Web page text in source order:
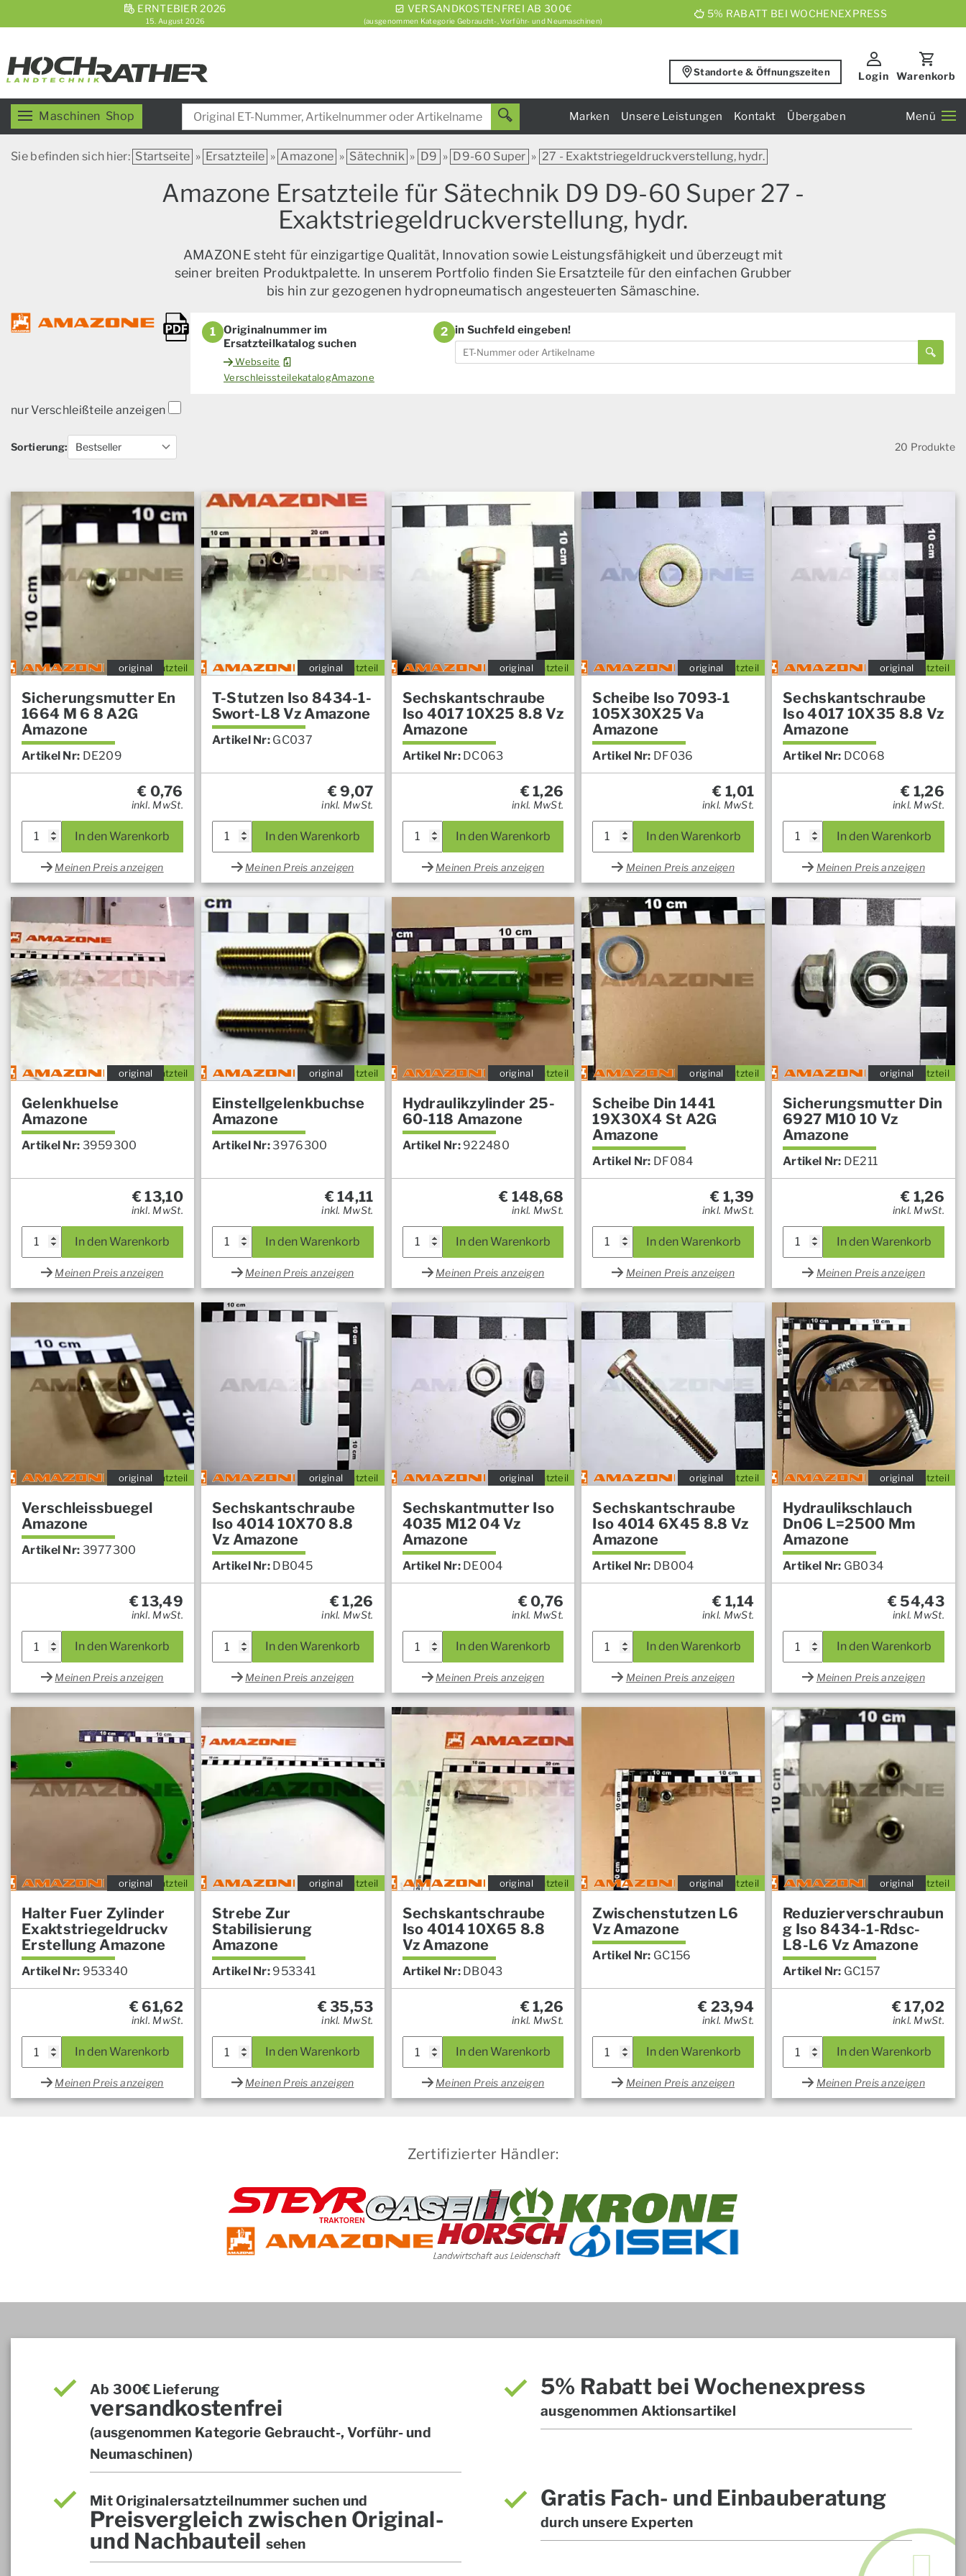
ERNTEBIER 2026
15. August 2026
VERSANDKOSTENFREI AB 300€
(ausgenommen Kategorie Gebraucht-, Vorführ- und Neumaschinen)
5% RABATT BEI WOCHENEXPRESS
Standorte & Öffnungszeiten Login Warenkorb
Maschinen Shop Marken Unsere Leistungen Kontakt Übergaben Menü
Sie befinden sich hier: Startseite » Ersatzteile » Amazone » Sätechnik » D9 » D9-60 Super » 27 - Exaktstriegeldruckverstellung, hydr.
Amazone Ersatzteile für Sätechnik D9 D9-60 Super 27 -
Exaktstriegeldruckverstellung, hydr.
AMAZONE steht für einzigartige Qualität, Innovation sowie Leistungsfähigkeit und überzeugt mit
seiner breiten Produktpalette. In unserem Portfolio finden Sie Ersatzteile für den einfachen Grubber
bis hin zur gezogenen hydropneumatisch angesteuerten Sämaschine.
1
Originalnummer im
Ersatzteilkatalog suchen
Webseite
VerschleissteilekatalogAmazone
2 in Suchfeld eingeben!
nur Verschleißteile anzeigen
Sortierung: 20 Produkte
Ersatzteil
original
Sicherungsmutter En
1664 M 6 8 A2G
Amazone
Artikel Nr: DE209
€ 0,76
inkl. MwSt.
In den Warenkorb
Meinen Preis anzeigen
Ersatzteil
original
T-Stutzen Iso 8434-1-
Swort-L8 Vz Amazone
Artikel Nr: GC037
€9,07
inkl. MwSt.
In den Warenkorb
Meinen Preis anzeigen
Ersatzteil
original
Sechskantschraube
Iso 4017 10X25 8.8 Vz
Amazone
Artikel Nr: DC063
€1,26
inkl. MwSt.
In den Warenkorb
Meinen Preis anzeigen
Ersatzteil
original
Scheibe Iso 7093-1
105X30X25 Va
Amazone
Artikel Nr: DF036
€ 1,01
inkl. MwSt.
In den Warenkorb
Meinen Preis anzeigen
Ersatzteil
original
Sechskantschraube
Iso 4017 10X35 8.8 Vz
Amazone
Artikel Nr: DC068
€ 1,26
inkl. MwSt.
In den Warenkorb
Meinen Preis anzeigen
Ersatzteil
original
Gelenkhuelse
Amazone
Artikel Nr: 3959300
€13,10
inkl. MwSt.
In den Warenkorb
Meinen Preis anzeigen
Ersatzteil
original
Einstellgelenkbuchse
Amazone
Artikel Nr:3976300
€14,11
inkl. MwSt.
In den Warenkorb
Meinen Preis anzeigen
Ersatzteil
original
Hydraulikzylinder 25-
60-118 Amazone
Artikel Nr: 922480
€ 148,68
inkl. MwSt.
In den Warenkorb
Meinen Preis anzeigen
Ersatzteil
original
Scheibe Din 1441
19X30X4 St A2G
Amazone
Artikel Nr: DF084
€ 1,39
inkl. MwSt.
In den Warenkorb
Meinen Preis anzeigen
Ersatzteil
original
Sicherungsmutter Din
6927 M10 10 Vz
Amazone
Artikel Nr: DE211
€ 1,26
inkl. MwSt.
In den Warenkorb
Meinen Preis anzeigen
Ersatzteil
original
Verschleissbuegel
Amazone
Artikel Nr: 3977300
€13,49
inkl. MwSt.
In den Warenkorb
Meinen Preis anzeigen
Ersatzteil
original
Sechskantschraube
Iso 4014 10X70 8.8
Vz Amazone
Artikel Nr: DB045
€1,26
inkl. MwSt.
In den Warenkorb
Meinen Preis anzeigen
Ersatzteil
original
Sechskantmutter Iso
4035 M12 04 Vz
Amazone
Artikel Nr: DE004
€0,76
inkl. MwSt.
In den Warenkorb
Meinen Preis anzeigen
Ersatzteil
original
Sechskantschraube
Iso 4014 6X45 8.8 Vz
Amazone
Artikel Nr: DB004
€ 1,14
inkl. MwSt.
In den Warenkorb
Meinen Preis anzeigen
Ersatzteil
original
Hydraulikschlauch
Dn06 L=2500 Mm
Amazone
Artikel Nr: GB034
€54,43
inkl. MwSt.
In den Warenkorb
Meinen Preis anzeigen
Ersatzteil
original
Halter Fuer Zylinder
Exaktstriegeldruckv
Erstellung Amazone
Artikel Nr: 953340
€ 61,62
inkl. MwSt.
In den Warenkorb
Meinen Preis anzeigen
Ersatzteil
original
Strebe Zur
Stabilisierung
Amazone
Artikel Nr: 953341
€35,53
inkl. MwSt.
In den Warenkorb
Meinen Preis anzeigen
Ersatzteil
original
Sechskantschraube
Iso 4014 10X65 8.8
Vz Amazone
Artikel Nr: DB043
€1,26
inkl. MwSt.
In den Warenkorb
Meinen Preis anzeigen
Ersatzteil
original
Zwischenstutzen L6
Vz Amazone
Artikel Nr: GC156
€ 23,94
inkl. MwSt.
In den Warenkorb
Meinen Preis anzeigen
Ersatzteil
original
Reduzierverschraubun
g Iso 8434-1-Rdsc-
L8-L6 Vz Amazone
Artikel Nr: GC157
€17,02
inkl. MwSt.
In den Warenkorb
Meinen Preis anzeigen
Zertifizierter Händler:
Ab 300€ Lieferung
versandkostenfrei
(ausgenommen Kategorie Gebraucht-, Vorführ- und
Neumaschinen)
5% Rabatt bei Wochenexpress
ausgenommen Aktionsartikel
Mit Originalersatzteilnummer suchen und
Preisvergleich zwischen Original-
und Nachbauteil sehen
Gratis Fach- und Einbauberatung
durch unsere Experten